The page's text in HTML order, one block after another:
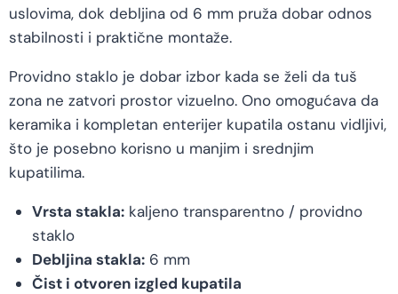
uslovima, dok debljina od 6 mm pruža dobar odnos
stabilnosti i praktične montaže.
Providno staklo je dobar izbor kada se želi da tuš
zona ne zatvori prostor vizuelno. Ono omogućava da
keramika i kompletan enterijer kupatila ostanu vidljivi,
što je posebno korisno u manjim i srednjim
kupatilima.
Vrsta stakla:kaljeno transparentno / providno
staklo
Debljina stakla:6 mm
Čist i otvoren izgled kupatila